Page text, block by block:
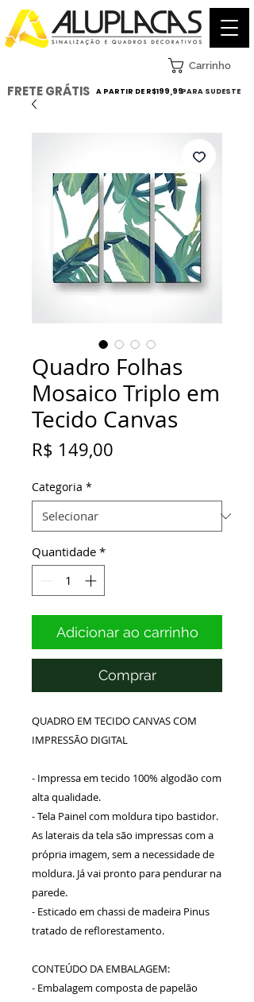
Carrinho
FRETE GRÁTIS A PARTIR DE R$199,99PARA SUDESTE
Quadro Folhas
Mosaico Triplo em
Tecido Canvas
R$ 149,00
Categoria *
Quantidade *
Adicionar ao carrinho
Comprar
QUADRO EM TECIDO CANVAS COM
IMPRESSÃO DIGITAL
- Impressa em tecido 100% algodão com
alta qualidade.
- Tela Painel com moldura tipo bastidor.
As laterais da tela são impressas com a
própria imagem, sem a necessidade de
moldura. Já vai pronto para pendurar na
parede.
- Esticado em chassi de madeira Pinus
tratado de reflorestamento.
CONTEÚDO DA EMBALAGEM:
- Embalagem composta de papelão